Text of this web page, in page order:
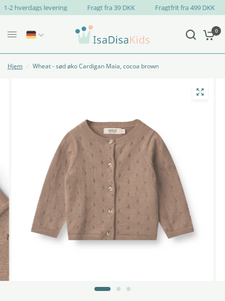
1-2 hverdags levering Fragt fra 39 DKK Fragtfrit fra 499 DKK
0
Hjem / Wheat - sød øko Cardigan Maia, cocoa brown